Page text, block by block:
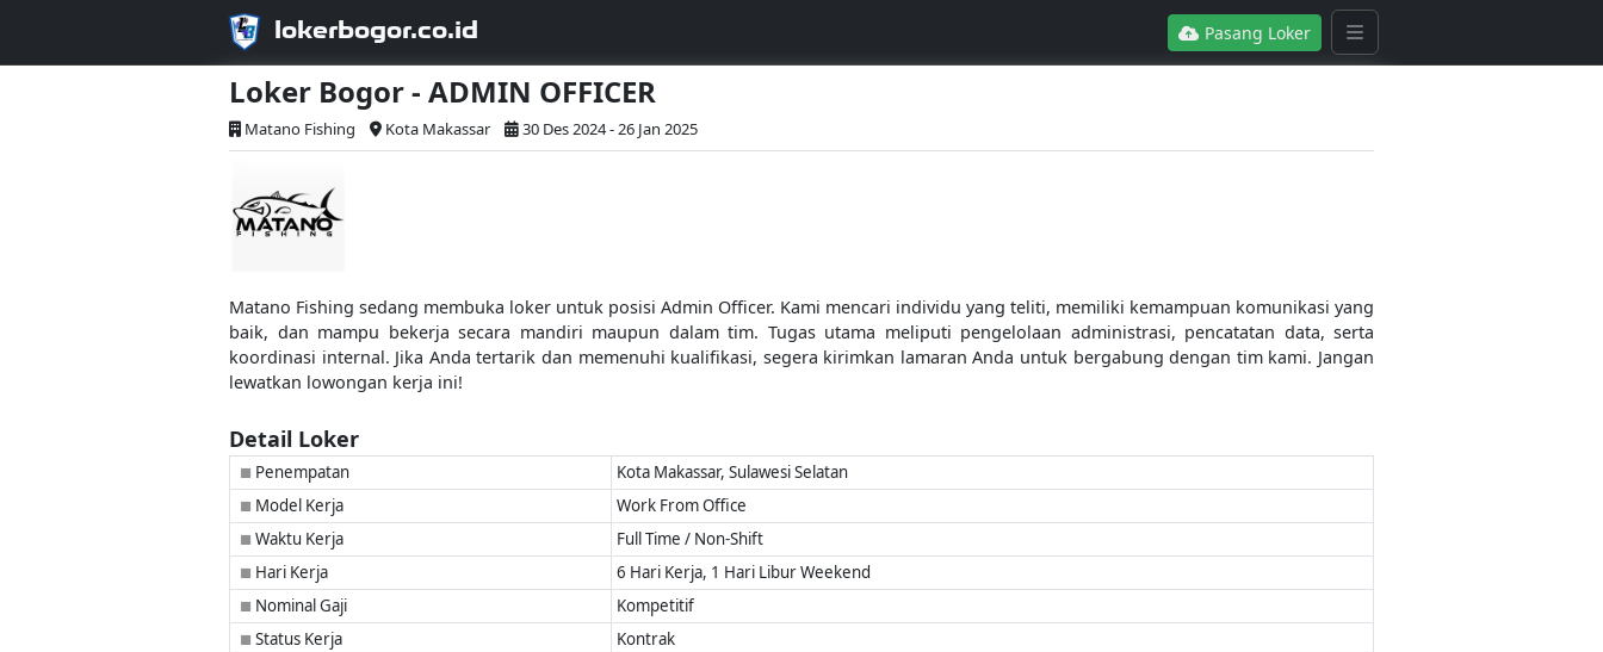
lokerbogor.co.id Pasang Loker
Loker Bogor - ADMIN OFFICER
Matano Fishing Kota Makassar 30 Des 2024 - 26 Jan 2025
Matano Fishing sedang membuka loker untuk posisi Admin Officer. Kami mencari individu yang teliti, memiliki kemampuan komunikasi yang
baik, dan mampu bekerja secara mandiri maupun dalam tim. Tugas utama meliputi pengelolaan administrasi, pencatatan data, serta
koordinasi internal. Jika Anda tertarik dan memenuhi kualifikasi, segera kirimkan lamaran Anda untuk bergabung dengan tim kami. Jangan
lewatkan lowongan kerja ini!
Detail Loker
■ Penempatan Kota Makassar, Sulawesi Selatan
■ Model Kerja Work From Office
■ Waktu Kerja Full Time / Non-Shift
■ Hari Kerja 6 Hari Kerja, 1 Hari Libur Weekend
■ Nominal Gaji Kompetitif
■ Status Kerja Kontrak